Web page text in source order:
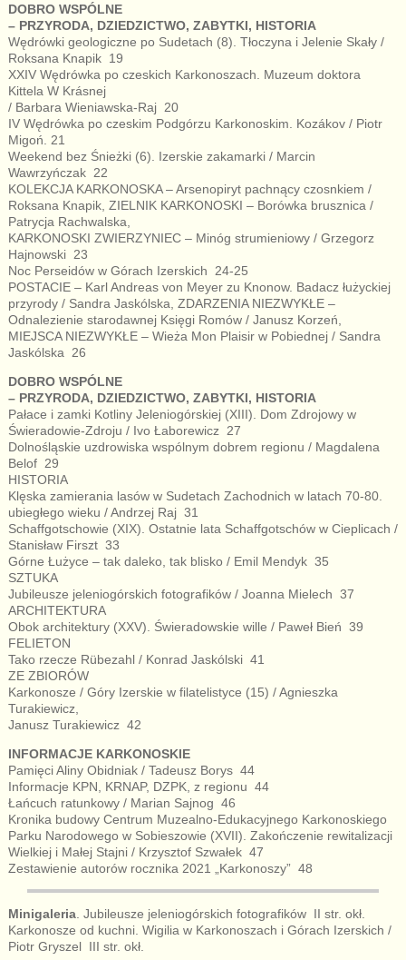
DOBRO WSPÓLNE
– PRZYRODA, DZIEDZICTWO, ZABYTKI, HISTORIA
Wędrówki geologiczne po Sudetach (8). Tłoczyna i Jelenie Skały /
Roksana Knapik 19
XXIV Wędrówka po czeskich Karkonoszach. Muzeum doktora
Kittela W Krásnej
/ Barbara Wieniawska-Raj 20
IV Wędrówka po czeskim Podgórzu Karkonoskim. Kozákov / Piotr
Migoń. 21
Weekend bez Śnieżki (6). Izerskie zakamarki / Marcin
Wawrzyńczak 22
KOLEKCJA KARKONOSKA – Arsenopiryt pachnący czosnkiem /
Roksana Knapik, ZIELNIK KARKONOSKI – Borówka brusznica /
Patrycja Rachwalska,
KARKONOSKI ZWIERZYNIEC – Minóg strumieniowy / Grzegorz
Hajnowski 23
Noc Perseidów w Górach Izerskich 24-25
POSTACIE – Karl Andreas von Meyer zu Knonow. Badacz łużyckiej
przyrody / Sandra Jaskólska, ZDARZENIA NIEZWYKŁE –
Odnalezienie starodawnej Księgi Romów / Janusz Korzeń,
MIEJSCA NIEZWYKŁE – Wieża Mon Plaisir w Pobiednej / Sandra
Jaskólska 26
DOBRO WSPÓLNE
– PRZYRODA, DZIEDZICTWO, ZABYTKI, HISTORIA
Pałace i zamki Kotliny Jeleniogórskiej (XIII). Dom Zdrojowy w
Świeradowie-Zdroju / Ivo Łaborewicz 27
Dolnośląskie uzdrowiska wspólnym dobrem regionu / Magdalena
Belof 29
HISTORIA
Klęska zamierania lasów w Sudetach Zachodnich w latach 70-80.
ubiegłego wieku / Andrzej Raj 31
Schaffgotschowie (XIX). Ostatnie lata Schaffgotschów w Cieplicach /
Stanisław Firszt 33
Górne Łużyce – tak daleko, tak blisko / Emil Mendyk 35
SZTUKA
Jubileusze jeleniogórskich fotografików / Joanna Mielech 37
ARCHITEKTURA
Obok architektury (XXV). Świeradowskie wille / Paweł Bień 39
FELIETON
Tako rzecze Rübezahl / Konrad Jaskólski 41
ZE ZBIORÓW
Karkonosze / Góry Izerskie w filatelistyce (15) / Agnieszka
Turakiewicz,
Janusz Turakiewicz 42
INFORMACJE KARKONOSKIE
Pamięci Aliny Obidniak / Tadeusz Borys 44
Informacje KPN, KRNAP, DZPK, z regionu 44
Łańcuch ratunkowy / Marian Sajnog 46
Kronika budowy Centrum Muzealno-Edukacyjnego Karkonoskiego
Parku Narodowego w Sobieszowie (XVII). Zakończenie rewitalizacji
Wielkiej i Małej Stajni / Krzysztof Szwałek 47
Zestawienie autorów rocznika 2021 „Karkonoszy” 48
Minigaleria. Jubileusze jeleniogórskich fotografików II str. okł.
Karkonosze od kuchni. Wigilia w Karkonoszach i Górach Izerskich /
Piotr Gryszel III str. okł.